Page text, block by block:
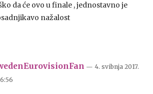
da će ovo u finale , jednostavno je
nažalost
— 4. svibnja 2017.